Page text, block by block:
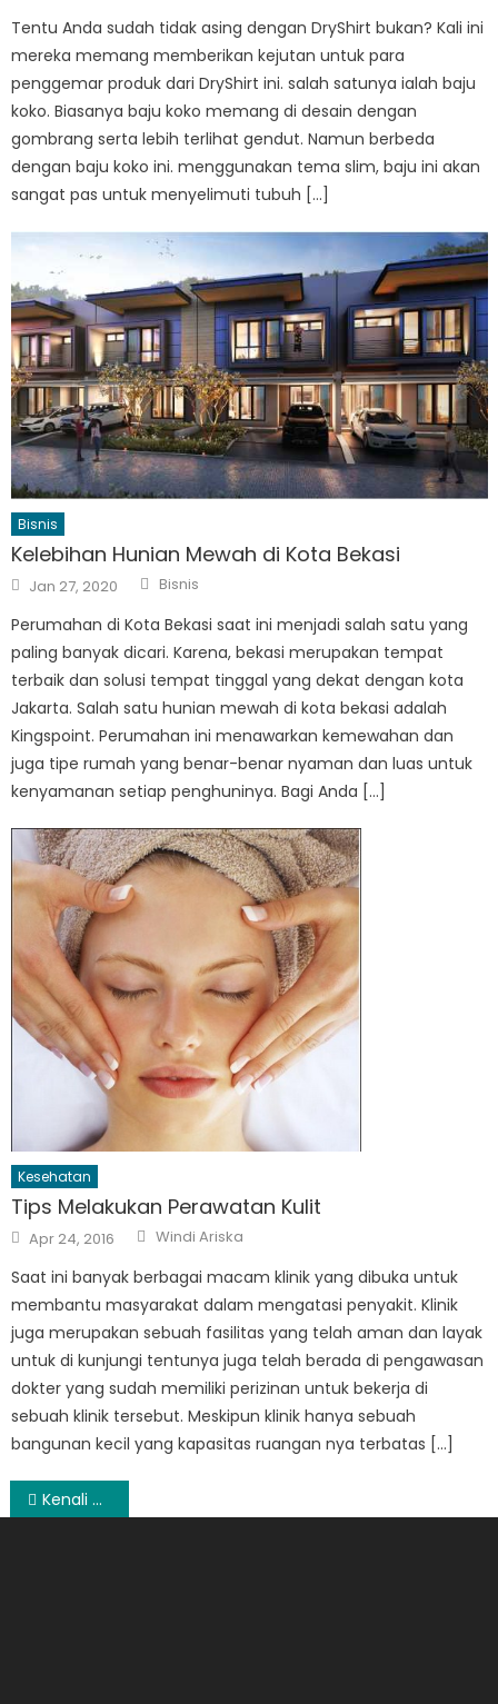
Tentu Anda sudah tidak asing dengan DryShirt bukan? Kali ini
mereka memang memberikan kejutan untuk para
penggemar produk dari DryShirt ini. salah satunya ialah baju
koko. Biasanya baju koko memang di desain dengan
gombrang serta lebih terlihat gendut. Namun berbeda
dengan baju koko ini. menggunakan tema slim, baju ini akan
sangat pas untuk menyelimuti tubuh […]
Bisnis
Kelebihan Hunian Mewah di Kota Bekasi
Posted
on
Jan 27, 2020 Author
Bisnis
Perumahan di Kota Bekasi saat ini menjadi salah satu yang
paling banyak dicari. Karena, bekasi merupakan tempat
terbaik dan solusi tempat tinggal yang dekat dengan kota
Jakarta. Salah satu hunian mewah di kota bekasi adalah
Kingspoint. Perumahan ini menawarkan kemewahan dan
juga tipe rumah yang benar-benar nyaman dan luas untuk
kenyamanan setiap penghuninya. Bagi Anda […]
Kesehatan
Tips Melakukan Perawatan Kulit
Posted
on
Apr 24, 2016 Author
Windi Ariska
Saat ini banyak berbagai macam klinik yang dibuka untuk
membantu masyarakat dalam mengatasi penyakit. Klinik
juga merupakan sebuah fasilitas yang telah aman dan layak
untuk di kunjungi tentunya juga telah berada di pengawasan
dokter yang sudah memiliki perizinan untuk bekerja di
sebuah klinik tersebut. Meskipun klinik hanya sebuah
bangunan kecil yang kapasitas ruangan nya terbatas […]
Post
Kenali Mitos Jangan Sampai Merugikan